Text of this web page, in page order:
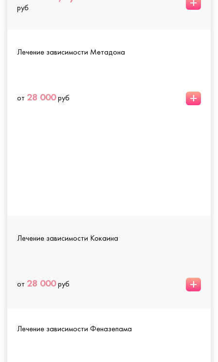
руб
Лечение зависимости Метадона
от 28 000руб +
Лечение зависимости Кокаина
от 28 000руб +
Лечение зависимости Феназепама